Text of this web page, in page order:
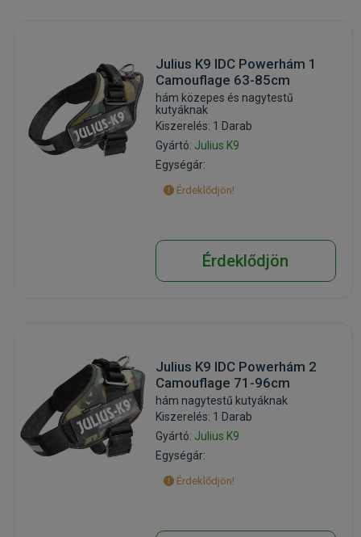
Julius K9 IDC Powerhám 1
Camouflage 63-85cm
hám közepes és nagytestű
kutyáknak
Kiszerelés: 1 Darab
Gyártó: Julius K9
Egységár:
Érdeklődjön!
Érdeklődjön
Julius K9 IDC Powerhám 2
Camouflage 71-96cm
hám nagytestű kutyáknak
Kiszerelés: 1 Darab
Gyártó: Julius K9
Egységár:
Érdeklődjön!